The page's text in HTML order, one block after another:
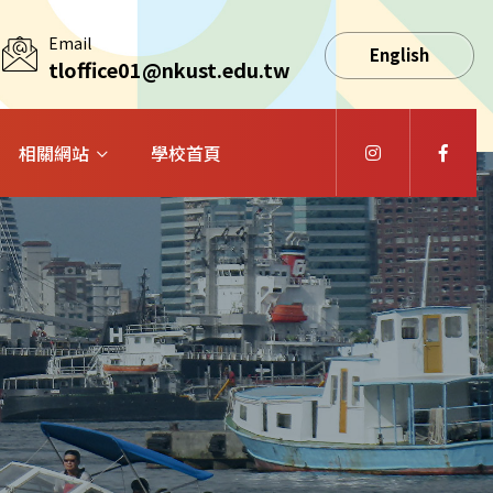
Email
tloffice01@nkust.edu.tw
English
相關網站 學校首頁